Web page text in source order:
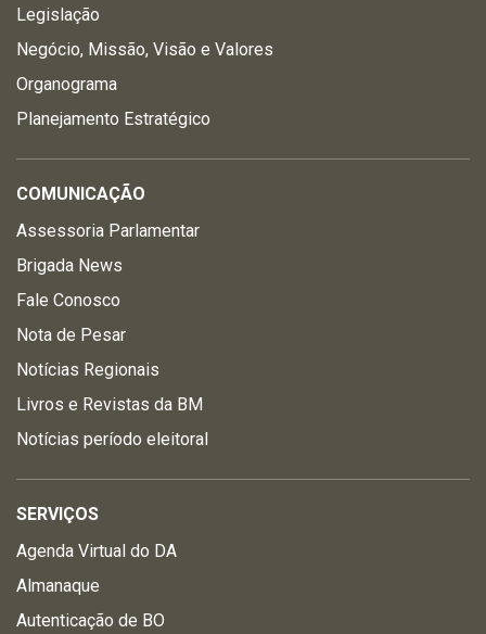
Legislação
Negócio, Missão, Visão e Valores
Organograma
Planejamento Estratégico
COMUNICAÇÃO
Assessoria Parlamentar
Brigada News
Fale Conosco
Nota de Pesar
Notícias Regionais
Livros e Revistas da BM
Notícias período eleitoral
SERVIÇOS
Agenda Virtual do DA
Almanaque
Autenticação de BO